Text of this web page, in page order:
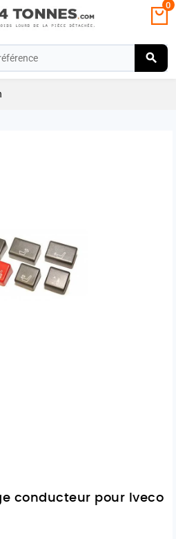
0
conducteur pour Iveco